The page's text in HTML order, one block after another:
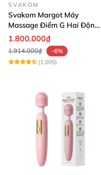
SVAKOM
Svakom Margot Máy
Massage Điểm G Hai Động
Cơ Có Sưởi Ấm Điều Khiển
App Thông Minh
1.800.000₫
1.914.000₫
-6%
(1,005)